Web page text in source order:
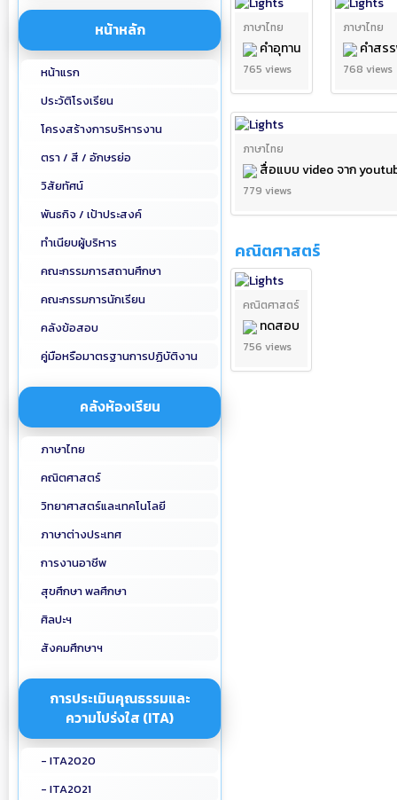
หน้าหลัก
หน้าแรก
ประวัติโรงเรียน
โครงสร้างการบริหารงาน
ตรา / สี / อักษรย่อ
วิสัยทัศน์
พันธกิจ / เป้าประสงค์
ทำเนียบผู้บริหาร
คณะกรรมการสถานศึกษา
คณะกรรมการนักเรียน
คลังข้อสอบ
คู่มือหรือมาตรฐานการปฏิบัติงาน
คลังห้องเรียน
ภาษาไทย
คณิตศาสตร์
วิทยาศาสตร์และเทคโนโลยี
ภาษาต่างประเทศ
การงานอาชีพ
สุขศึกษา พลศึกษา
ศิลปะฯ
สังคมศึกษาฯ
การประเมินคุณธรรมและ
ความโปร่งใส (ITA)
- ITA2020
- ITA2021
ภาษาไทย
คำอุทาน
765 views
ภาษาไทย
คำสร
768 views
ภาษาไทย
สื่อแบบ video จาก
779 views
คณิตศาสตร์
คณิตศาสตร์
ทดสอบ
756 views